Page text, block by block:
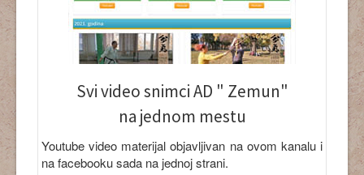
Svi video snimci AD " Zemun"
na jednom mestu
Youtube video materijal objavljivan na ovom kanalu i
na facebooku sada na jednoj strani.